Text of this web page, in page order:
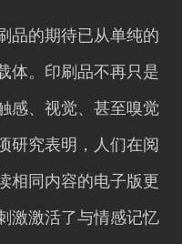
品的期待已从单纯的
体。印刷品不再只是
感、视觉、甚至嗅觉
研究表明，人们在阅
相同内容的电子版更
激激活了与情感记忆